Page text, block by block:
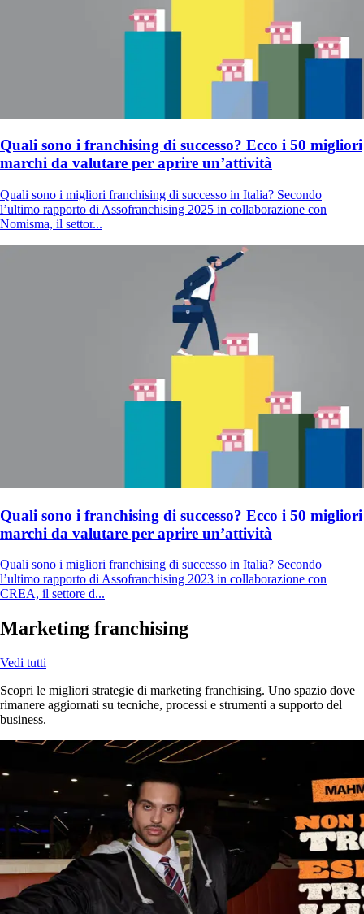
Quali sono i franchising di successo? Ecco i 50 migliori
marchi da valutare per aprire un’attività
Quali sono i migliori franchising di successo in Italia? Secondo
l’ultimo rapporto di Assofranchising 2025 in collaborazione con
Nomisma, il settor...
Quali sono i franchising di successo? Ecco i 50 migliori
marchi da valutare per aprire un’attività
Quali sono i migliori franchising di successo in Italia? Secondo
l’ultimo rapporto di Assofranchising 2023 in collaborazione con
CREA, il settore d...
Marketing franchising
Vedi tutti
Scopri le migliori strategie di marketing franchising. Uno spazio dove
rimanere aggiornati su tecniche, processi e strumenti a supporto del
business.